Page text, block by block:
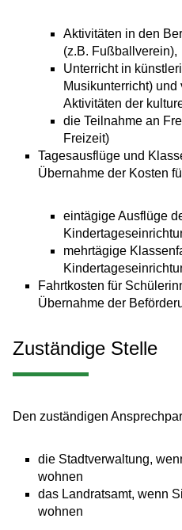
Aktivitäten in den
(z.B. Fußballverein),
Unterricht in
Musikunterricht)
Aktivitäten der
die Teilnahme an
Freizeit)
Tagesausflüge und
Übernahme der Kosten
eintägige Ausflüge
mehrtägige
Fahrtkosten für
Übernahme der
Zuständige Stelle
Den zuständigen
die Stadtverwaltung,
wohnen
das Landratsamt, wenn
wohnen